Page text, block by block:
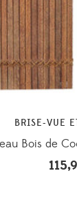
BRISE-VUE
Bois de